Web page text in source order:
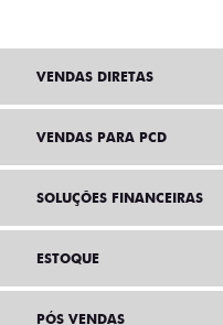
VENDAS DIRETAS
VENDAS PARA PCD
SOLUÇÕES FINANCEIRAS
ESTOQUE
PÓS VENDAS